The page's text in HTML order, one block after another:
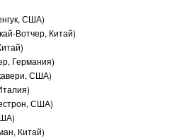
США)
Вотчер, Китай)
Германия)
США)
США)
Китай)